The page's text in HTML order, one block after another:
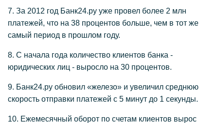
7. За 2012 год Банк24.ру уже провел более 2 млн
платежей, что на 38 процентов больше, чем в тот же
самый период в прошлом году.
8. С начала года количество клиентов банка -
юридических лиц - выросло на 30 процентов.
9. Банк24.ру обновил «железо» и увеличил среднюю
скорость отправки платежей с 5 минут до 1 секунды.
10. Ежемесячный оборот по счетам клиентов вырос